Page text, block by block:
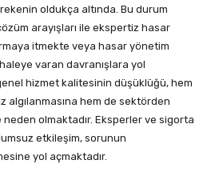
oldukça altında. Bu durum
arayışları ile ekspertiz hasar
itmekte veya hasar yönetim
varan davranışlara yol
hizmet kalitesinin düşüklüğü, hem
algılanmasına hem de sektörden
neden olmaktadır. Eksperler ve sigorta
etkileşim, sorunun
yol açmaktadır.